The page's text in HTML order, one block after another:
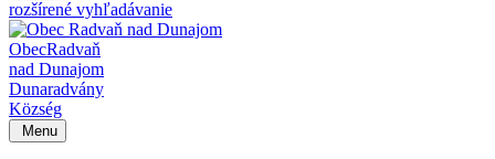
rozšírené vyhľadávanie
ObecRadvaň
nad Dunajom
Dunaradvány
Község
Menu